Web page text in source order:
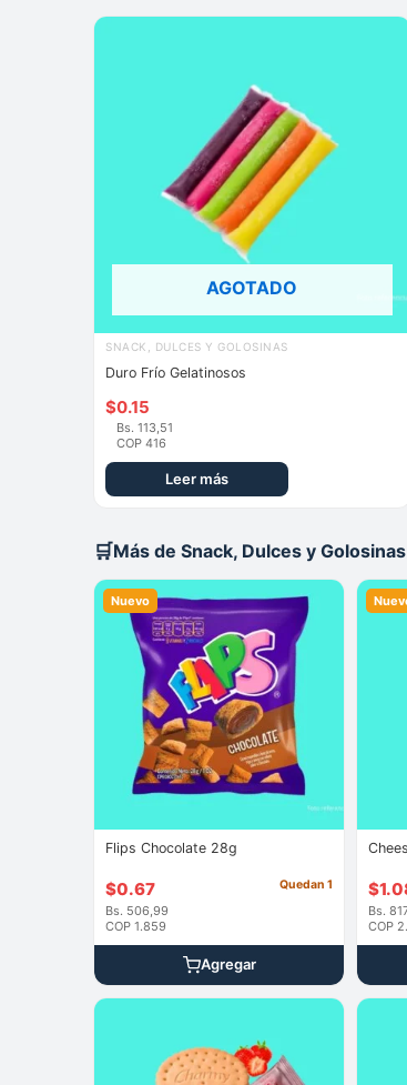
AGOTADO
SNACK, DULCES Y GOLOSINAS
Duro Frío Gelatinosos
$0.15
Bs. 113,51
COP 416
Leer más
🛒Más de Snack, Dulces y Golosinas
Nuevo
Flips Chocolate 28g
$0.67
Bs. 506,99
COP 1.859
Quedan 1
Agregar
$
Bs.
COP